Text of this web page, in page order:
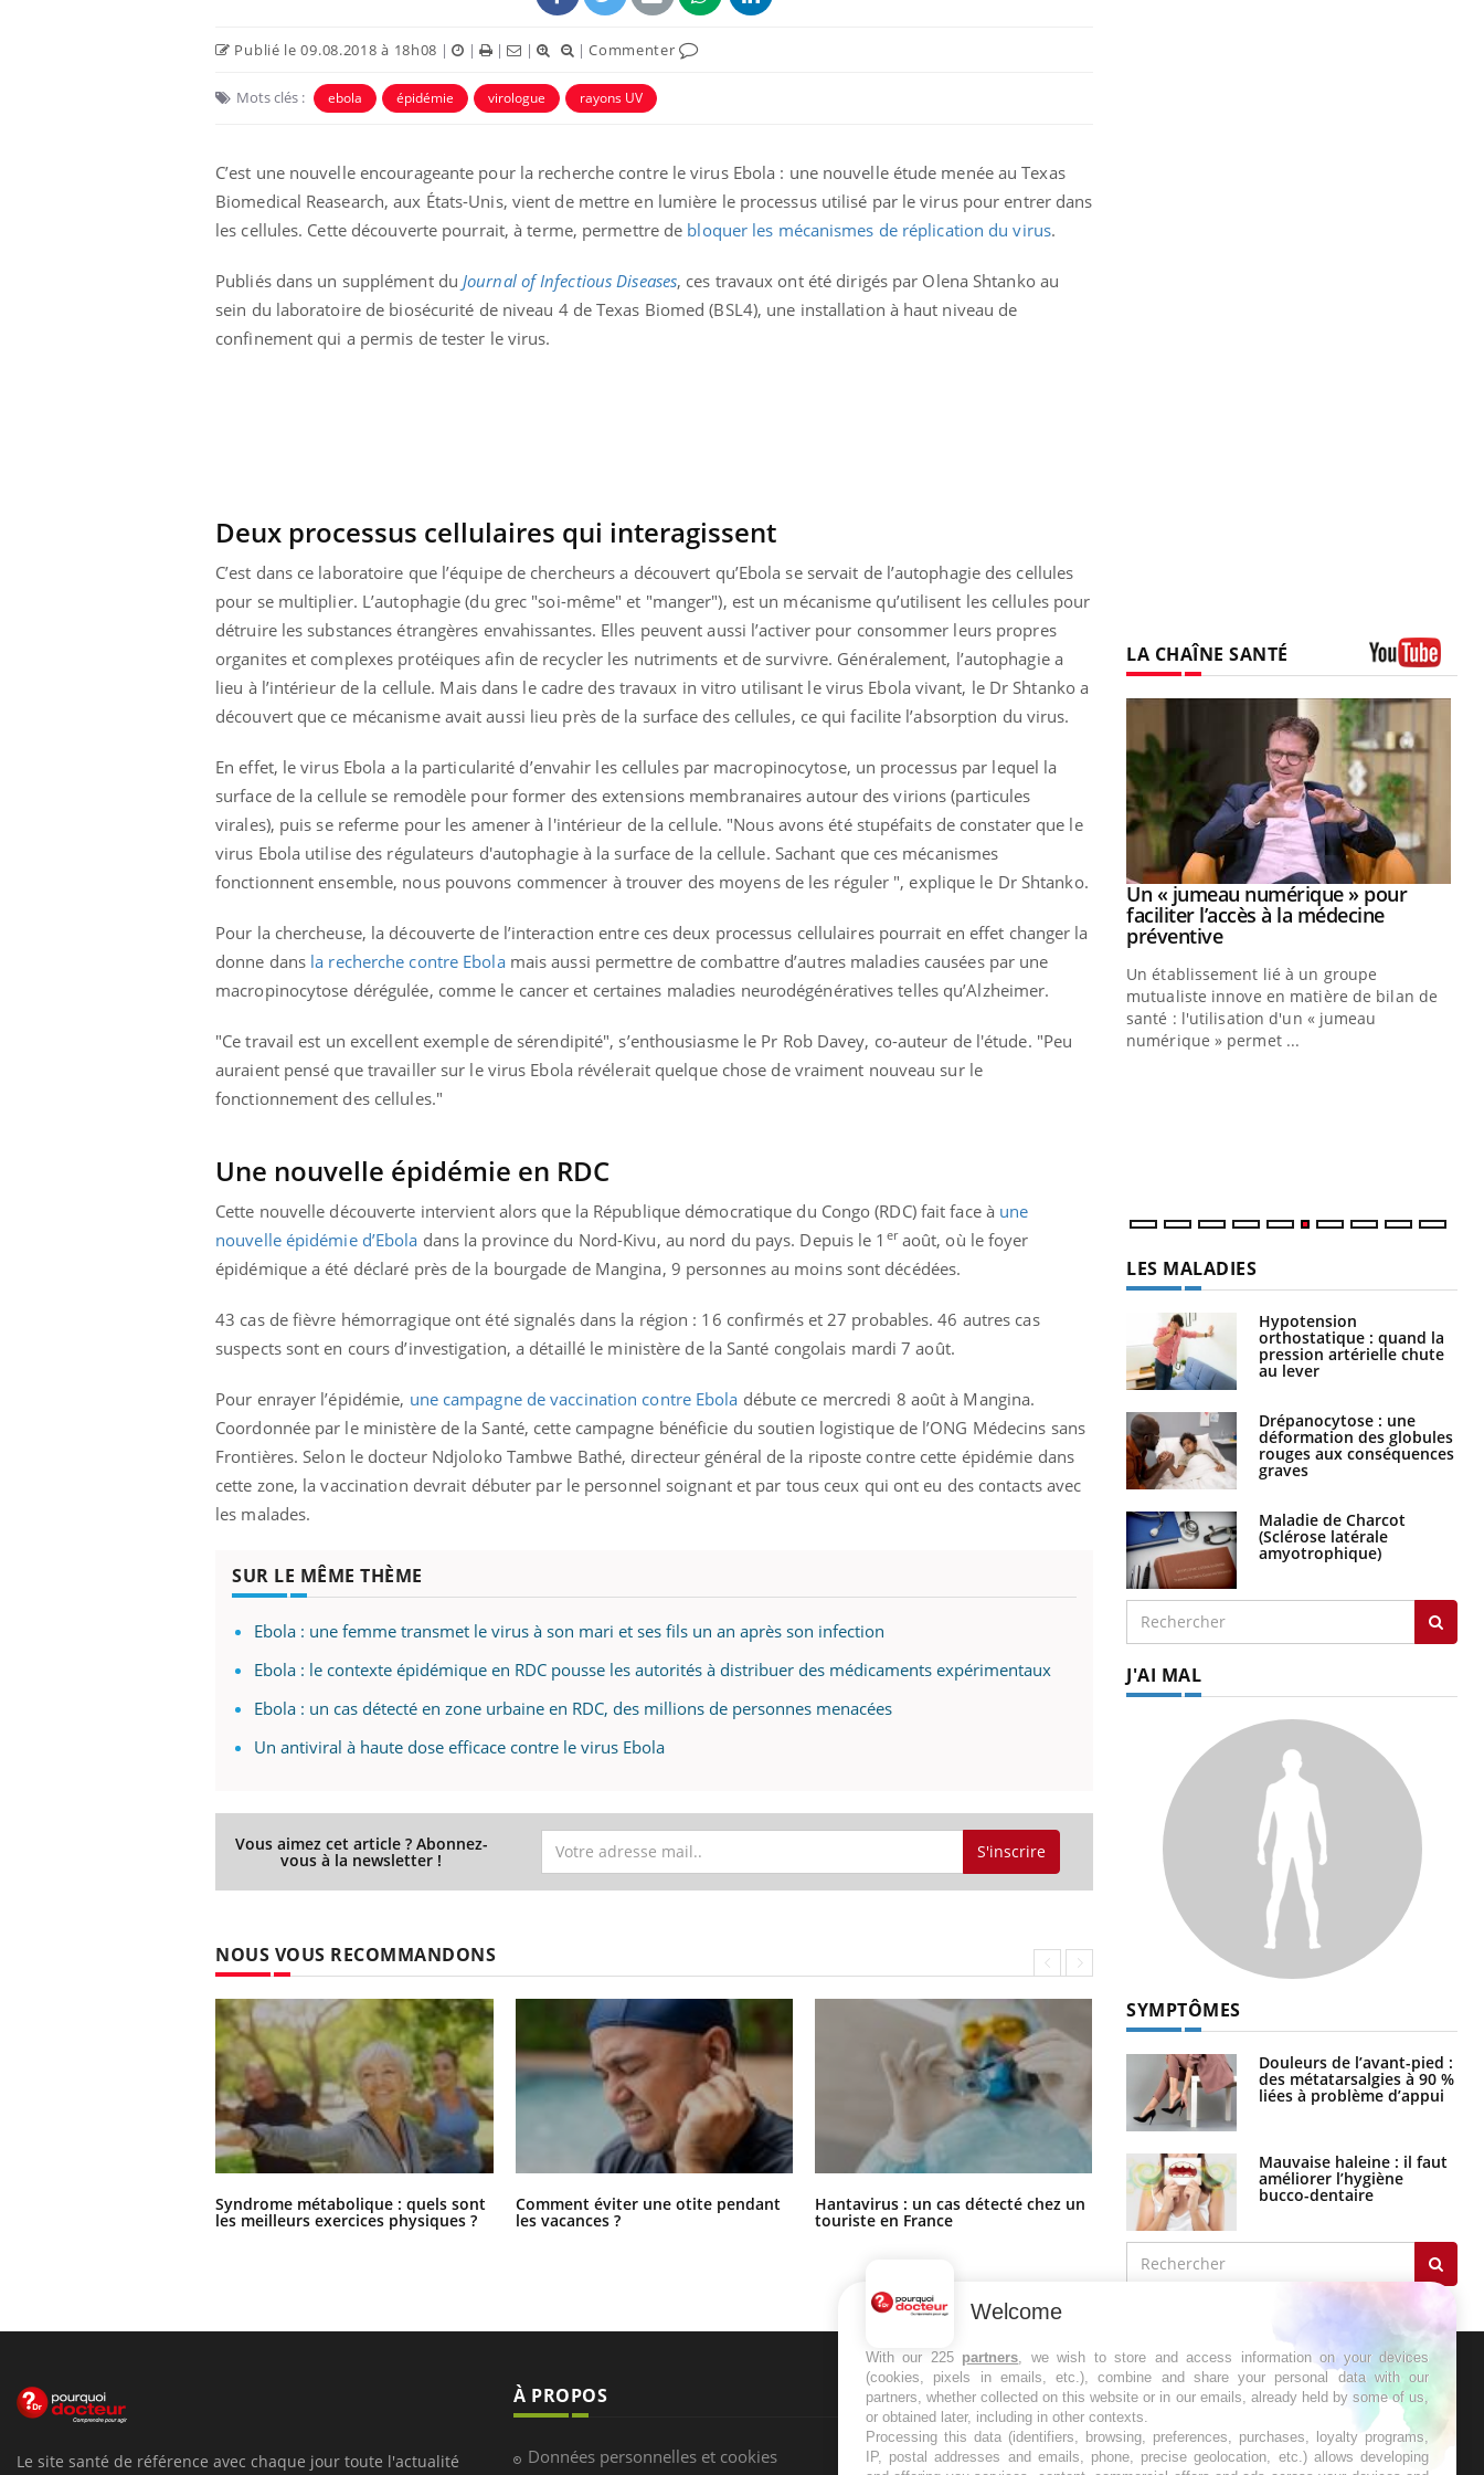
Publié le 09.08.2018 à 18h08 | | | | |Commenter
Mots clés : ebola épidémie virologue rayons UV
C’est une nouvelle encourageante pour la recherche contre le virus Ebola : une nouvelle étude menée au Texas
Biomedical Reasearch, aux États-Unis, vient de mettre en lumière le processus utilisé par le virus pour entrer dans
les cellules. Cette découverte pourrait, à terme, permettre de bloquer les mécanismes de réplication du virus.
Publiés dans un supplément du Journal of Infectious Diseases, ces travaux ont été dirigés par Olena Shtanko au
sein du laboratoire de biosécurité de niveau 4 de Texas Biomed (BSL4), une installation à haut niveau de
confinement qui a permis de tester le virus.
Deux processus cellulaires qui interagissent
C’est dans ce laboratoire que l’équipe de chercheurs a découvert qu’Ebola se servait de l’autophagie des cellules
pour se multiplier. L’autophagie (du grec "soi-même" et "manger"), est un mécanisme qu’utilisent les cellules pour
détruire les substances étrangères envahissantes. Elles peuvent aussi l’activer pour consommer leurs propres
organites et complexes protéiques afin de recycler les nutriments et de survivre. Généralement, l’autophagie a
lieu à l’intérieur de la cellule. Mais dans le cadre des travaux in vitro utilisant le virus Ebola vivant, le Dr Shtanko a
découvert que ce mécanisme avait aussi lieu près de la surface des cellules, ce qui facilite l’absorption du virus.
En effet, le virus Ebola a la particularité d’envahir les cellules par macropinocytose, un processus par lequel la
surface de la cellule se remodèle pour former des extensions membranaires autour des virions (particules
virales), puis se referme pour les amener à l'intérieur de la cellule. "Nous avons été stupéfaits de constater que le
virus Ebola utilise des régulateurs d'autophagie à la surface de la cellule. Sachant que ces mécanismes
fonctionnent ensemble, nous pouvons commencer à trouver des moyens de les réguler ", explique le Dr Shtanko.
Pour la chercheuse, la découverte de l’interaction entre ces deux processus cellulaires pourrait en effet changer la
donne dans la recherche contre Ebolamais aussi permettre de combattre d’autres maladies causées par une
macropinocytose dérégulée, comme le cancer et certaines maladies neurodégénératives telles qu’Alzheimer.
"Ce travail est un excellent exemple de sérendipité", s’enthousiasme le Pr Rob Davey, co-auteur de l'étude. "Peu
auraient pensé que travailler sur le virus Ebola révélerait quelque chose de vraiment nouveau sur le
fonctionnement des cellules."
Une nouvelle épidémie en RDC
Cette nouvelle découverte intervient alors que la République démocratique du Congo (RDC) fait face à une
nouvelle épidémie d’Ebola dans la province du Nord-Kivu, au nord du pays. Depuis le 1 eraoût, où le foyer
épidémique a été déclaré près de la bourgade de Mangina, 9 personnes au moins sont décédées.
43 cas de fièvre hémorragique ont été signalés dans la région : 16 confirmés et 27 probables. 46 autres cas
suspects sont en cours d’investigation, a détaillé le ministère de la Santé congolais mardi 7 août.
Pour enrayer l’épidémie, une campagne de vaccination contre Ebola débute ce mercredi 8 août à Mangina.
Coordonnée par le ministère de la Santé, cette campagne bénéficie du soutien logistique de l’ONG Médecins sans
Frontières. Selon le docteur Ndjoloko Tambwe Bathé, directeur général de la riposte contre cette épidémie dans
cette zone, la vaccination devrait débuter par le personnel soignant et par tous ceux qui ont eu des contacts avec
les malades.
SUR LE MÊME THÈME
Ebola : une femme transmet le virus à son mari et ses fils un an après son infection
Ebola : le contexte épidémique en RDC pousse les autorités à distribuer des médicaments expérimentaux
Ebola : un cas détecté en zone urbaine en RDC, des millions de personnes menacées
Un antiviral à haute dose efficace contre le virus Ebola
Vous aimez cet article ? Abonnez-
vous à la newsletter ! S'inscrire
NOUS VOUS RECOMMANDONS
Syndrome métabolique : quels sont
les meilleurs exercices physiques ?
Comment éviter une otite pendant
les vacances ?
Hantavirus : un cas détecté chez un
touriste en France
Mortalité infantile : un rapport
s’interroge sur son taux élevé en
France
LA CHAÎNE SANTÉ
Insuline & Charge mentale : et si on
En 2026, l'insuline dans le diabète de type 2
patients comme parfois chez les soignants.
Youtube
Eczéma Chronique des Mains : se
L'été arrive… et avec lui, un tout nouveau
rythme de vie ! Vacances, plage, piscine,
soleil, activités en plein air… Nos mains
Youtube
Diabète & Ramadan 2026 Youtube
Le Ramadan approche, et, pour de
nombreuses personnes atteintes de
diabète, c'est une période de questions, de
défis, mais ...
Youtube
Un « jumeau numérique » pour
faciliter l’accès à la médecine
préventiveYoutube
Un établissement lié à un groupe
mutualiste innove en matière de bilan de
santé : l'utilisation d'un « jumeau
numérique » permet ...
LES MALADIES
Hypotension
orthostatique : quand la
pression artérielle chute
au lever
Drépanocytose : une
déformation des globules
rouges aux conséquences
graves
Maladie de Charcot
(Sclérose latérale
amyotrophique)
J'AI MAL
SYMPTÔMES
Douleurs de l’avant-pied :
des métatarsalgies à 90 %
liées à problème d’appui
Mauvaise haleine : il faut
améliorer l’hygiène
bucco-dentaire
Le site santé de référence avec chaque jour toute l'actualité
À PROPOS
Données personnelles et cookies
NEWSLETTER
Recevez toutes les semaines les meilleures
Welcome
With our 225 partners, we wish to store and access information on your devices
(cookies, pixels in emails, etc.), combine and share your personal data with our
partners, whether collected on this website or in our emails, already held by some of us,
or obtained later, including in other contexts.
Processing this data (identifiers, browsing, preferences, purchases, loyalty programs,
IP, postal addresses and emails, phone, precise geolocation, etc.) allows developing